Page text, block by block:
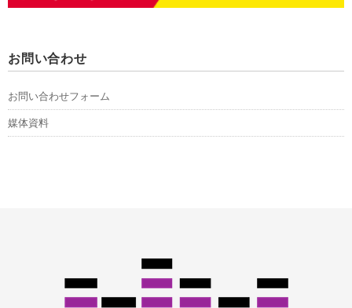
お問い合わせ
お問い合わせフォーム
媒体資料